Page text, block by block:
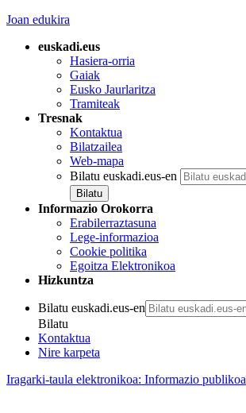
Joan edukira
euskadi.eus
Hasiera-orria
Gaiak
Eusko Jaurlaritza
Tramiteak
Tresnak
Kontaktua
Bilatzailea
Web-mapa
Bilatu euskadi.eus-en
Informazio Orokorra
Erabilerraztasuna
Lege-informazioa
Cookie politika
Egoitza Elektronikoa
Hizkuntza
Bilatu euskadi.eus-en
Bilatu
Kontaktua
Nire karpeta
Iragarki-taula elektronikoa: Informazio publikoa